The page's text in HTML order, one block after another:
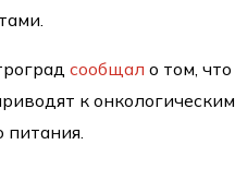
сообщал о том,
к
питания.